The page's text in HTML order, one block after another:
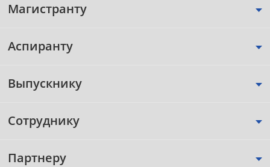
Магистранту
Аспиранту
Выпускнику
Сотруднику
Партнеру